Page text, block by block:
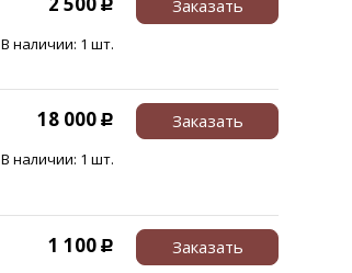
Р
В наличии: 1 шт.
Заказать
18 000 Р
В наличии: 1 шт.
Заказать
1 100 Р Заказать